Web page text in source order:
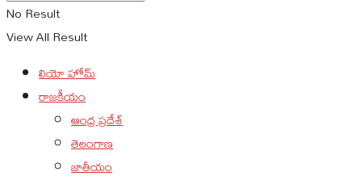
No Result
View All Result
లియో హోమ్
రాజకీయం
ఆంధ్ర ప్రదేశ్
తెలంగాణ
జాతీయం